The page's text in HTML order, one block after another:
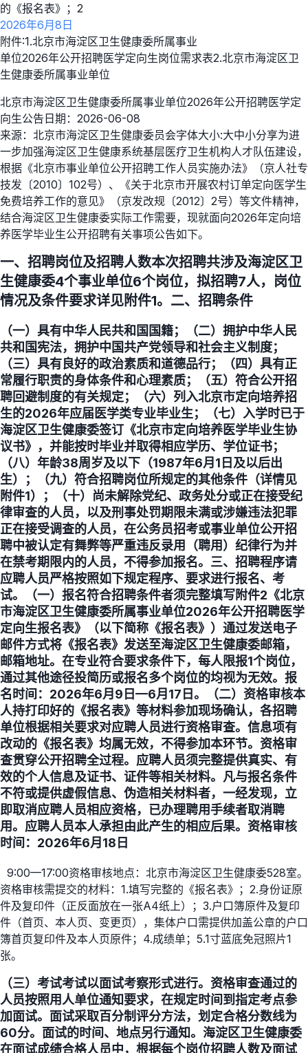
的《报名表》；2
2026年6月8日
附件:1.北京市海淀区卫生健康委所属事业
单位2026年公开招聘医学定向生岗位需求表2.北京市海淀区卫
生健康委所属事业单位
北京市海淀区卫生健康委所属事业单位2026年公开招聘医学定
向生公告日期：2026-06-08
来源：北京市海淀区卫生健康委员会字体大小:大中小分享为进
一步加强海淀区卫生健康系统基层医疗卫生机构人才队伍建设，
根据《北京市事业单位公开招聘工作人员实施办法》（京人社专
技发〔2010〕102号）、《关于北京市开展农村订单定向医学生
免费培养工作的意见》（京发改规〔2012〕2号）等文件精神，
结合海淀区卫生健康委实际工作需要，现就面向2026年定向培
养医学毕业生公开招聘有关事项公告如下。
一、招聘岗位及招聘人数本次招聘共涉及海淀区卫
生健康委4个事业单位6个岗位，拟招聘7人，岗位
情况及条件要求详见附件1。二、招聘条件
（一）具有中华人民共和国国籍；（二）拥护中华人民
共和国宪法，拥护中国共产党领导和社会主义制度；
（三）具有良好的政治素质和道德品行；（四）具有正
常履行职责的身体条件和心理素质；（五）符合公开招
聘回避制度的有关规定；（六）列入北京市定向培养招
生的2026年应届医学类专业毕业生；（七）入学时已于
海淀区卫生健康委签订《北京市定向培养医学毕业生协
议书》，并能按时毕业并取得相应学历、学位证书；
（八）年龄38周岁及以下（1987年6月1日及以后出
生）；（九）符合招聘岗位所规定的其他条件（详情见
附件1）；（十）尚未解除党纪、政务处分或正在接受纪
律审查的人员，以及刑事处罚期限未满或涉嫌违法犯罪
正在接受调查的人员，在公务员招考或事业单位公开招
聘中被认定有舞弊等严重违反录用（聘用）纪律行为并
在禁考期限内的人员，不得参加报名。三、招聘程序请
应聘人员严格按照如下规定程序、要求进行报名、考
试。（一）报名符合招聘条件者须完整填写附件2《北京
市海淀区卫生健康委所属事业单位2026年公开招聘医学
定向生报名表》（以下简称《报名表》）通过发送电子
邮件方式将《报名表》发送至海淀区卫生健康委邮箱，
邮箱地址。在专业符合要求条件下，每人限报1个岗位，
通过其他途径投简历或报名多个岗位的均视为无效。报
名时间：2026年6月9日—6月17日。（二）资格审核本
人持打印好的《报名表》等材料参加现场确认，各招聘
单位根据相关要求对应聘人员进行资格审查。信息项有
改动的《报名表》均属无效，不得参加本环节。资格审
查贯穿公开招聘全过程。应聘人员须完整提供真实、有
效的个人信息及证书、证件等相关材料。凡与报名条件
不符或提供虚假信息、伪造相关材料者，一经发现，立
即取消应聘人员相应资格，已办理聘用手续者取消聘
用。应聘人员本人承担由此产生的相应后果。资格审核
时间：2026年6月18日
9:00—17:00资格审核地点：北京市海淀区卫生健康委528室。
资格审核需提交的材料：1.填写完整的《报名表》；2.身份证原
件及复印件（正反面放在一张A4纸上）；3.户口簿原件及复印
件（首页、本人页、变更页），集体户口需提供加盖公章的户口
簿首页复印件及本人页原件；4.成绩单；5.1寸蓝底免冠照片1
张。
（三）考试考试以面试考察形式进行。资格审查通过的
人员按照用人单位通知要求，在规定时间到指定考点参
加面试。面试采取百分制评分方法，划定合格分数线为
60分。面试的时间、地点另行通知。海淀区卫生健康委
在面试成绩合格人员中，根据每个岗位招聘人数及面试